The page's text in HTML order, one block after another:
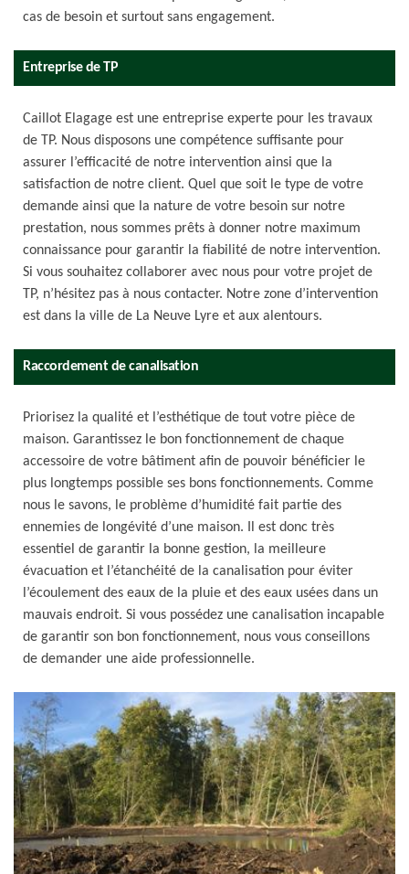
cas de besoin et surtout sans engagement.
Entreprise de TP
Caillot Elagage est une entreprise experte pour les travaux
de TP. Nous disposons une compétence suffisante pour
assurer l’efficacité de notre intervention ainsi que la
satisfaction de notre client. Quel que soit le type de votre
demande ainsi que la nature de votre besoin sur notre
prestation, nous sommes prêts à donner notre maximum
connaissance pour garantir la fiabilité de notre intervention.
Si vous souhaitez collaborer avec nous pour votre projet de
TP, n’hésitez pas à nous contacter. Notre zone d’intervention
est dans la ville de La Neuve Lyre et aux alentours.
Raccordement de canalisation
Priorisez la qualité et l’esthétique de tout votre pièce de
maison. Garantissez le bon fonctionnement de chaque
accessoire de votre bâtiment afin de pouvoir bénéficier le
plus longtemps possible ses bons fonctionnements. Comme
nous le savons, le problème d’humidité fait partie des
ennemies de longévité d’une maison. Il est donc très
essentiel de garantir la bonne gestion, la meilleure
évacuation et l’étanchéité de la canalisation pour éviter
l’écoulement des eaux de la pluie et des eaux usées dans un
mauvais endroit. Si vous possédez une canalisation incapable
de garantir son bon fonctionnement, nous vous conseillons
de demander une aide professionnelle.